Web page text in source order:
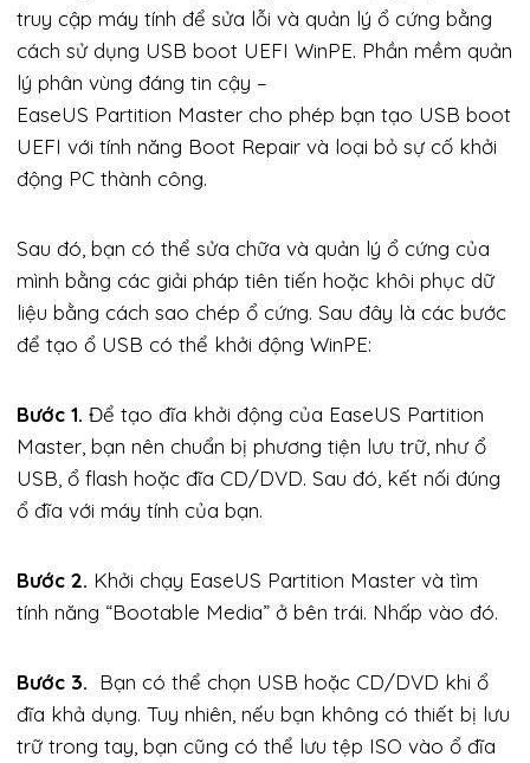
truy cập máy tính để sửa lỗi và quản lý ổ cứng bằng
cách sử dụng USB boot UEFI WinPE. Phần mềm quản
lý phân vùng đáng tin cậy –
EaseUS Partition Master cho phép bạn tạo USB boot
UEFI với tính năng Boot Repair và loại bỏ sự cố khởi
động PC thành công.
Sau đó, bạn có thể sửa chữa và quản lý ổ cứng của
mình bằng các giải pháp tiên tiến hoặc khôi phục dữ
liệu bằng cách sao chép ổ cứng. Sau đây là các bước
để tạo ổ USB có thể khởi động WinPE:
Bước 1. Để tạo đĩa khởi động của EaseUS Partition
Master, bạn nên chuẩn bị phương tiện lưu trữ, như ổ
USB, ổ flash hoặc đĩa CD/DVD. Sau đó, kết nối đúng
ổ đĩa với máy tính của bạn.
Bước 2. Khởi chạy EaseUS Partition Master và tìm
tính năng “Bootable Media” ở bên trái. Nhấp vào đó.
Bước 3. Bạn có thể chọn USB hoặc CD/DVD khi ổ
đĩa khả dụng. Tuy nhiên, nếu bạn không có thiết bị lưu
trữ trong tay, bạn cũng có thể lưu tệp ISO vào ổ đĩa